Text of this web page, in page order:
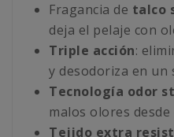
Fragancia de talco
deja el pelaje con
Triple acción:
y desodoriza en un
Tecnología odor
malos olores
Tejido extra